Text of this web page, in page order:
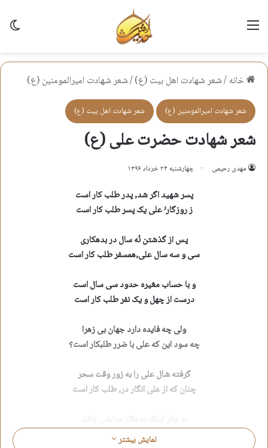
منو
خانه/شعر شهادت اهل بيت (ع)/شعر شهادت اميرالمومنين (ع)
شعر شهادت اميرالمومنين (ع) شعر شهادت اهل بيت (ع)
شعر شهادت حضرت علی (ع)
مهدی رحیمی چهارشنبه ۲۴ خرداد ۱۳۹۶
پسر شهید اگر شد, پدر طلب کار است
ز روزگار٬ علی یک پسر طلب کار است
پس از گذشتن نُه سال در بدهکاری
سی و سه سال علی,همسفر طلب کار است
و با حساب مغیره حدود سی سال است
درست از چهل و یک نفر طلب کار است
ولی چه فایده دارد جهان بی زهرا
چه سود این که علی با ضرر طلبکار است؟
گرفته شال علی را به زور وقت سحر
چنان که از علی انگار در, طلب کار است
در این معادله در بیشتر طلب کار است
نمایش بیشتر